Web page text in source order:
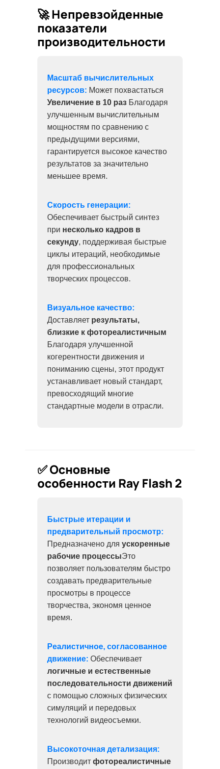
🚀 Непревзойденные
показатели
производительности
Масштаб вычислительных
ресурсов: Может похвастаться
Увеличение в 10 раз Благодаря
улучшенным вычислительным
мощностям по сравнению с
предыдущими версиями,
гарантируется высокое качество
результатов за значительно
меньшее время.
Скорость генерации:
Обеспечивает быстрый синтез
при несколько кадров в
секунду, поддерживая быстрые
циклы итераций, необходимые
для профессиональных
творческих процессов.
Визуальное качество:
Доставляет результаты,
близкие к фотореалистичным
Благодаря улучшенной
когерентности движения и
пониманию сцены, этот продукт
устанавливает новый стандарт,
превосходящий многие
стандартные модели в отрасли.
✅ Основные
особенности Ray Flash 2
Быстрые итерации и
предварительный просмотр:
Предназначено дляускоренные
рабочие процессыЭто
позволяет пользователям быстро
создавать предварительные
просмотры в процессе
творчества, экономя ценное
время.
Реалистичное, согласованное
движение: Обеспечивает
логичные и естественные
последовательности движений
с помощью сложных физических
симуляций и передовых
технологий видеосъемки.
Высокоточная детализация:
Производитфотореалистичные